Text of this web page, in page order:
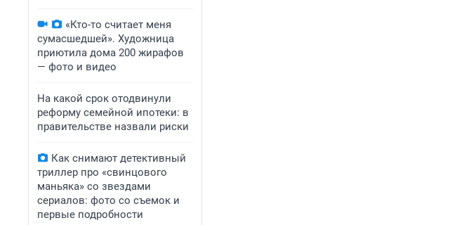
«Кто-то считает меня
сумасшедшей». Художница
приютила дома 200 жирафов
— фото и видео
На какой срок отодвинули
реформу семейной ипотеки: в
правительстве назвали риски
Как снимают детективный
триллер про «свинцового
маньяка» со звездами
сериалов: фото со съемок и
первые подробности